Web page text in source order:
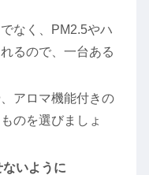
なく、PM2.5やハ
るので、一台ある
アロマ機能付きの
のを選びましょ
いように